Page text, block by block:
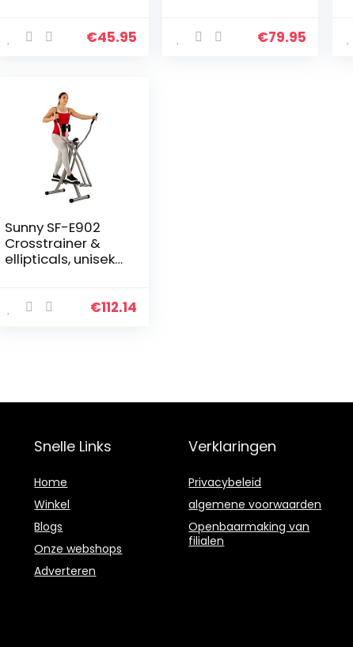
double-unders,
€45.95
voor TRX en
€79.95
Sunny SF-E902
Crosstrainer &
ellipticals, uniseks,
eenheidsmaat
€112.14
Snelle Links
Home
Winkel
Blogs
Onze webshops
Adverteren
Verklaringen
Privacybeleid
algemene voorwaarden
Openbaarmaking van
filialen